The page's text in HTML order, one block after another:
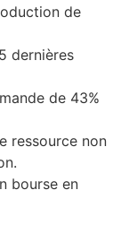
de
dernières
de 43%
ressource non
bourse en